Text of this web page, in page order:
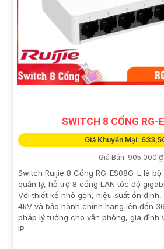
SWITCH 8 CỔNG RG-
Giá Khuyến Mại:
Giá Bán: 905,000 ₫
Switch Ruijie 8 Cổng RG-ES08G-L là
quản lý, hỗ trợ 8 cổng LAN tốc độ
Với thiết kế nhỏ gọn, hiệu suất ổn
4kV và bảo hành chính hãng lên đến
pháp lý tưởng cho văn phòng, gia đình
IP